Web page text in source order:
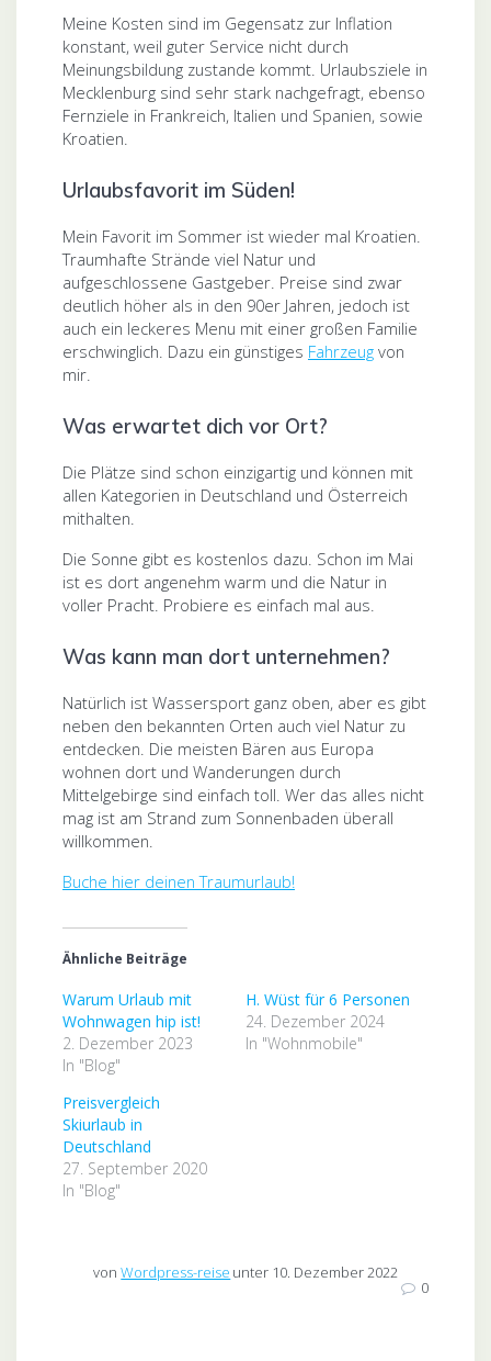
Meine Kosten sind im Gegensatz zur Inflation
konstant, weil guter Service nicht durch
Meinungsbildung zustande kommt. Urlaubsziele in
Mecklenburg sind sehr stark nachgefragt, ebenso
Fernziele in Frankreich, Italien und Spanien, sowie
Kroatien.
Urlaubsfavorit im Süden!
Mein Favorit im Sommer ist wieder mal Kroatien.
Traumhafte Strände viel Natur und
aufgeschlossene Gastgeber. Preise sind zwar
deutlich höher als in den 90er Jahren, jedoch ist
auch ein leckeres Menu mit einer großen Familie
erschwinglich. Dazu ein günstiges Fahrzeug von
mir.
Was erwartet dich vor Ort?
Die Plätze sind schon einzigartig und können mit
allen Kategorien in Deutschland und Österreich
mithalten.
Die Sonne gibt es kostenlos dazu. Schon im Mai
ist es dort angenehm warm und die Natur in
voller Pracht. Probiere es einfach mal aus.
Was kann man dort unternehmen?
Natürlich ist Wassersport ganz oben, aber es gibt
neben den bekannten Orten auch viel Natur zu
entdecken. Die meisten Bären aus Europa
wohnen dort und Wanderungen durch
Mittelgebirge sind einfach toll. Wer das alles nicht
mag ist am Strand zum Sonnenbaden überall
willkommen.
Buche hier deinen Traumurlaub!
Ähnliche Beiträge
Warum Urlaub mit
Wohnwagen hip ist!
2. Dezember 2023
In "Blog"
H. Wüst für 6 Personen
24. Dezember 2024
In "Wohnmobile"
Preisvergleich
Skiurlaub in
Deutschland
27. September 2020
In "Blog"
vonWordpress-reise unter 10. Dezember 2022
0